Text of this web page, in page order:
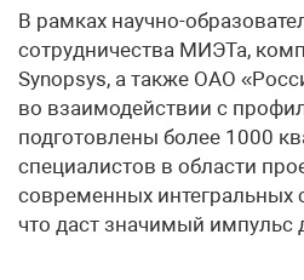
В рамках научно-
сотрудничества МИЭТа,
Synopsys, а также ОАО
во взаимодействии с
подготовлены более 1000
специалистов в области
современных интегральных
что даст значимый импульс